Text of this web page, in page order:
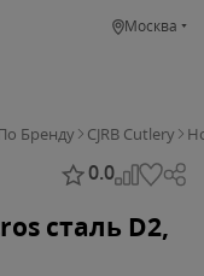
Москва
Бренду CJRB Cutlery
0.0
сталь D2,